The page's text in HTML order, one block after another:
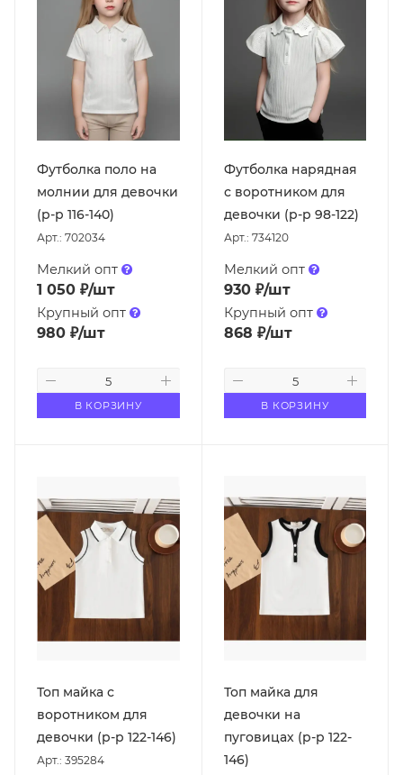
Футболка поло на
молнии для девочки
(р-р 116-140)
Арт.: 702034
Мелкий опт
1 050 ₽/шт
Крупный опт
980 ₽/шт
В КОРЗИНУ
Футболка нарядная
с воротником для
девочки (р-р 98-122)
Арт.: 734120
Мелкий опт
930₽/шт
Крупный опт
868 ₽/шт
В КОРЗИНУ
Топ майка с
воротником для
девочки (р-р 122-146)
Арт.: 395284
Топ майка для
девочки на
пуговицах (р-р 122-
146)